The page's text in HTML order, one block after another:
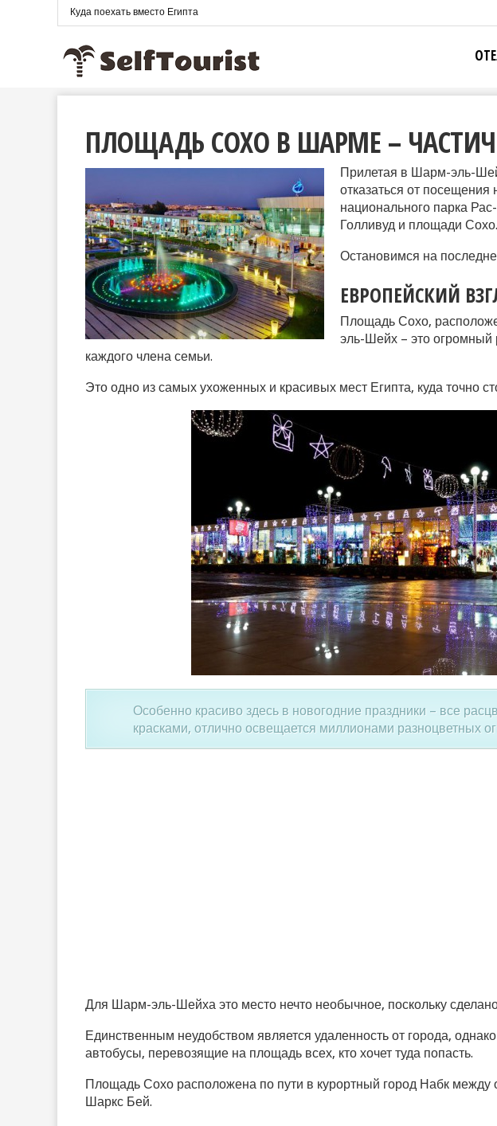
Куда поехать вместо Египта
ПЛОЩАДЬ СОХО В ШАРМЕ –
Прилетая в Шарм-эль-
отказаться от
национального парка
Голливуд и площади Сохо.
Остановимся на
ЕВРОПЕЙСКИЙ
Площадь Сохо,
эль-Шейх – это огромный
каждого члена семьи.
Это одно из самых ухоженных и красивых мест Египта, куда точно
Особенно красиво здесь в новогодние праздники – все
красками, отлично освещается миллионами разноцветных
Для Шарм-эль-Шейха это место нечто необычное, поскольку
Единственным неудобством является удаленность от города,
автобусы, перевозящие на площадь всех, кто хочет туда попасть.
Площадь Сохо расположена по пути в курортный город Набк между
Шаркс Бей.